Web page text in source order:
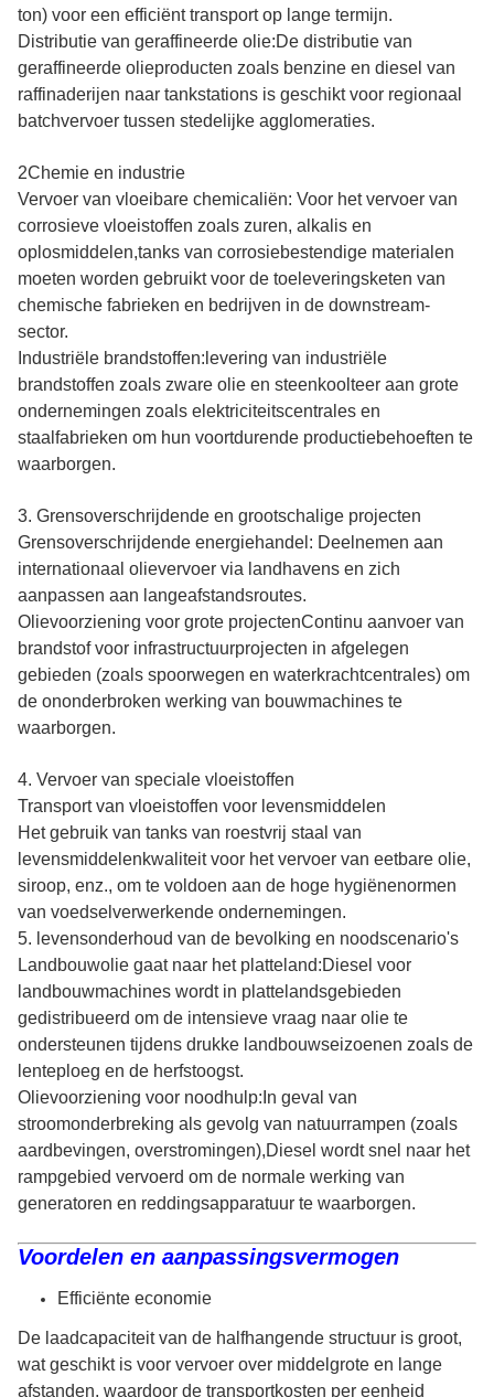
ton) voor een efficiënt transport op lange termijn.
Distributie van geraffineerde olie:De distributie van
geraffineerde olieproducten zoals benzine en diesel van
raffinaderijen naar tankstations is geschikt voor regionaal
batchvervoer tussen stedelijke agglomeraties.
2Chemie en industrie
Vervoer van vloeibare chemicaliën: Voor het vervoer van
corrosieve vloeistoffen zoals zuren, alkalis en
oplosmiddelen,tanks van corrosiebestendige materialen
moeten worden gebruikt voor de toeleveringsketen van
chemische fabrieken en bedrijven in de downstream-
sector.
Industriële brandstoffen:levering van industriële
brandstoffen zoals zware olie en steenkoolteer aan grote
ondernemingen zoals elektriciteitscentrales en
staalfabrieken om hun voortdurende productiebehoeften te
waarborgen.
3. Grensoverschrijdende en grootschalige projecten
Grensoverschrijdende energiehandel: Deelnemen aan
internationaal olievervoer via landhavens en zich
aanpassen aan langeafstandsroutes.
Olievoorziening voor grote projectenContinu aanvoer van
brandstof voor infrastructuurprojecten in afgelegen
gebieden (zoals spoorwegen en waterkrachtcentrales) om
de ononderbroken werking van bouwmachines te
waarborgen.
4. Vervoer van speciale vloeistoffen
Transport van vloeistoffen voor levensmiddelen
Het gebruik van tanks van roestvrij staal van
levensmiddelenkwaliteit voor het vervoer van eetbare olie,
siroop, enz., om te voldoen aan de hoge hygiënenormen
van voedselverwerkende ondernemingen.
5. levensonderhoud van de bevolking en noodscenario's
Landbouwolie gaat naar het platteland:Diesel voor
landbouwmachines wordt in plattelandsgebieden
gedistribueerd om de intensieve vraag naar olie te
ondersteunen tijdens drukke landbouwseizoenen zoals de
lenteploeg en de herfstoogst.
Olievoorziening voor noodhulp:In geval van
stroomonderbreking als gevolg van natuurrampen (zoals
aardbevingen, overstromingen),Diesel wordt snel naar het
rampgebied vervoerd om de normale werking van
generatoren en reddingsapparatuur te waarborgen.
Voordelen en aanpassingsvermogen
Efficiënte economie
De laadcapaciteit van de halfhangende structuur is groot,
wat geschikt is voor vervoer over middelgrote en lange
afstanden, waardoor de transportkosten per eenheid